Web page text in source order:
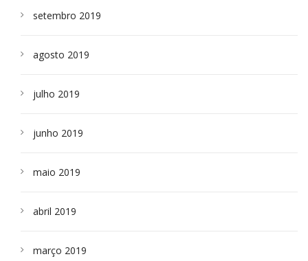
setembro 2019
agosto 2019
julho 2019
junho 2019
maio 2019
abril 2019
março 2019